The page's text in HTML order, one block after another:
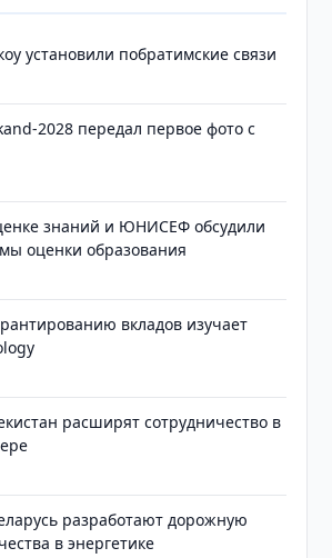
установили побратимские связи
2028 передал первое фото с
знаний и ЮНИСЕФ обсудили
оценки образования
вкладов изучает
расширят сотрудничество в
разработают дорожную
в энергетике